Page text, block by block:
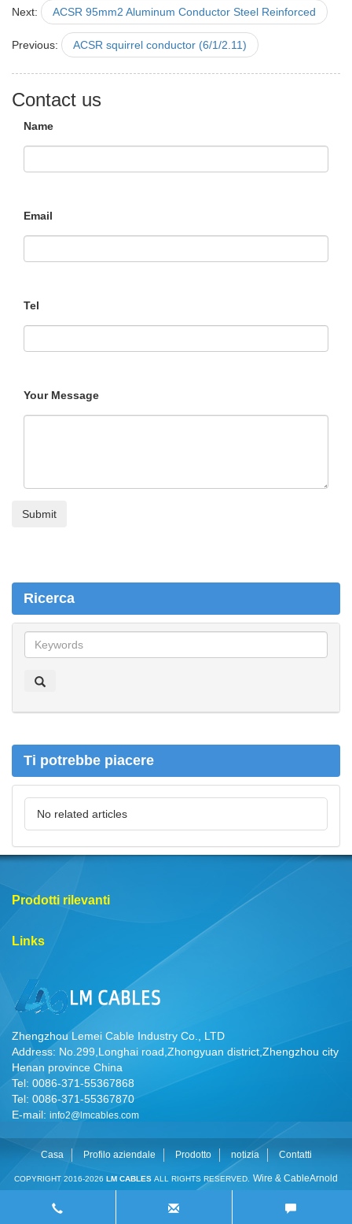
Next: ACSR 95mm2 Aluminum Conductor Steel Reinforced
Previous: ACSR squirrel conductor (6/1/2.11)
Contact us
Name
Email
Tel
Your Message
Ricerca
i
c
Ti potrebbe piacere
No related articles
Prodotti rilevanti
Links
Zhengzhou Lemei Cable Industry Co., LTD
Address: No.299,Longhai road,Zhongyuan district,Zhengzhou city
Henan province China
Tel: 0086-371-55367868
Tel: 0086-371-55367870
E-mail: info2@lmcables.com
Casa Profilo aziendale Prodotto notizia Contatti
COPYRIGHT 2016-2026 LM CABLES ALL RIGHTS RESERVED. Wire & CableArnold